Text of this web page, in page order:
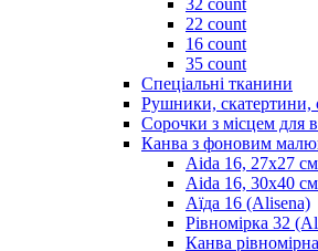
22 count
16 count
35 count
Спеціальні тканини
Рушники, скатертини,
Сорочки з місцем для
Канва з фоновим
Aida 16, 27х27
Aida 16, 30х40
Аїда 16 (Alisena)
Рівномірка 32
Канва